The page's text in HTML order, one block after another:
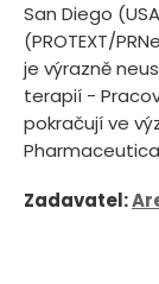
San Diego
(PROTEXT/
je výrazně
terapií -
pokračují ve
Zadavatel: